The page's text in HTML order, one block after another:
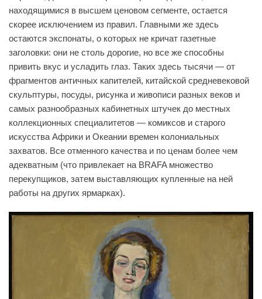
находящимися в высшем ценовом сегменте, остается
скорее исключением из правил. Главными же здесь
остаются экспонаты, о которых не кричат газетные
заголовки: они не столь дорогие, но все же способны
привить вкус и усладить глаз. Таких здесь тысячи — от
фрагментов античных капителей, китайской средневековой
скульптуры, посуды, рисунка и живописи разных веков и
самых разнообразных кабинетных штучек до местных
коллекционных специалитетов — комиксов и старого
искусства Африки и Океании времен колониальных
захватов. Все отменного качества и по ценам более чем
адекватным (что привлекает на BRAFA множество
перекупщиков, затем выставляющих купленные на ней
работы на других ярмарках).